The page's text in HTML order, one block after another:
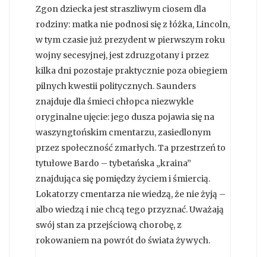
Zgon dziecka jest straszliwym ciosem dla
rodziny: matka nie podnosi się z łóżka, Lincoln,
w tym czasie już prezydent w pierwszym roku
wojny secesyjnej, jest zdruzgotany i przez
kilka dni pozostaje praktycznie poza obiegiem
pilnych kwestii politycznych. Saunders
znajduje dla śmieci chłopca niezwykle
oryginalne ujęcie: jego dusza pojawia się na
waszyngtońskim cmentarzu, zasiedlonym
przez społeczność zmarłych. Ta przestrzeń to
tytułowe Bardo – tybetańska „kraina”
znajdująca się pomiędzy życiem i śmiercią.
Lokatorzy cmentarza nie wiedzą, że nie żyją –
albo wiedzą i nie chcą tego przyznać. Uważają
swój stan za przejściową chorobę, z
rokowaniem na powrót do świata żywych.